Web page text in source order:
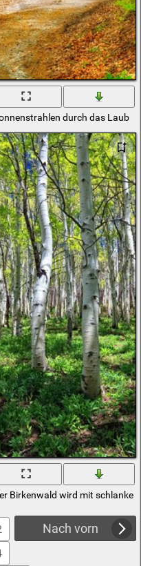
durch das Laub
Birkenwald wird mit
Nach vorn